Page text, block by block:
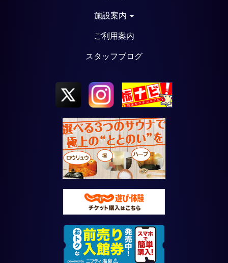
施設案内
ご利用案内
スタッフブログ